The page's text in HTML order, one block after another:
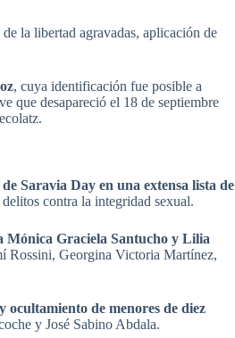
la libertad agravadas, aplicación de
, cuya identificación fue posible a
que desapareció el 18 de septiembre
Saravia Day en una extensa lista de
contra la integridad sexual.
Mónica Graciela Santucho y Lilia
Rossini, Georgina Victoria Martínez,
ocultamiento de menores de diez
y José Sabino Abdala.